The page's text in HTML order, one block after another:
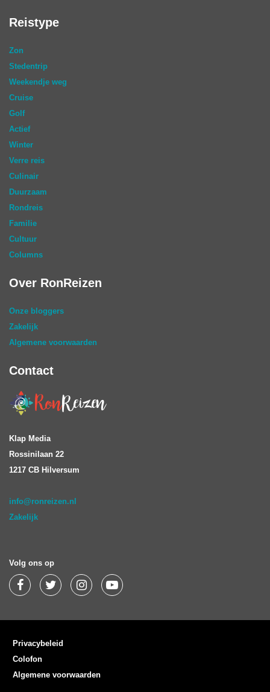
Reistype
Zon
Stedentrip
Weekendje weg
Cruise
Golf
Actief
Winter
Verre reis
Culinair
Duurzaam
Rondreis
Familie
Cultuur
Columns
Over RonReizen
Onze bloggers
Zakelijk
Algemene voorwaarden
Contact
Klap Media
Rossinilaan 22
1217 CB Hilversum
info@ronreizen.nl
Zakelijk
Volg ons op
Privacybeleid
Colofon
Algemene voorwaarden